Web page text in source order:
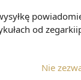
od
Nie